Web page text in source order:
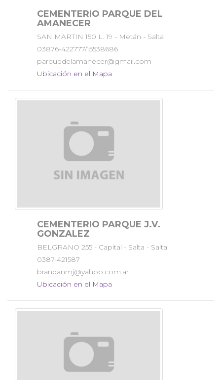
CEMENTERIO PARQUE DEL
AMANECER
SAN MARTIN 150 L. 19 - Metán - Salta
03876-422777/15538686
parquedelamanecer@gmail.com
Ubicación en el Mapa
CEMENTERIO PARQUE J.V.
GONZALEZ
BELGRANO 255 - Capital - Salta - Salta
0387-421587
brandanmj@yahoo.com.ar
Ubicación en el Mapa